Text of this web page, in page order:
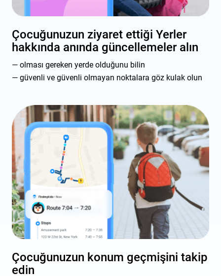
Çocuğunuzun ziyaret ettiği Yerler
hakkında anında güncellemeler alın
olması gereken yerde olduğunu bilin
güvenli ve güvenli olmayan noktalara göz kulak olun
Çocuğunuzun konum geçmişini takip
edin